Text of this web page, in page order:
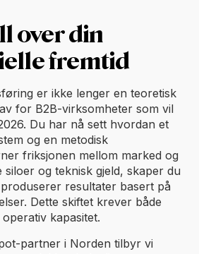
over din
fremtid
er ikke lenger en teoretisk
for B2B-virksomheter som vil
Du har nå sett hvordan et
og en metodisk
friksjonen mellom marked og
siloer og teknisk gjeld, skaper du
resultater basert på
Dette skiftet krever både
kapasitet.
partner i Norden tilbyr vi